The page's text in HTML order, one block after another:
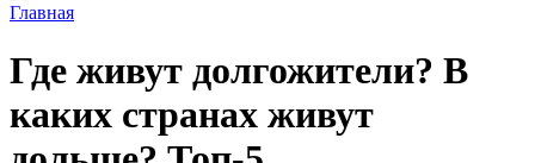
Главная
Где живут долгожители? В
каких странах живут